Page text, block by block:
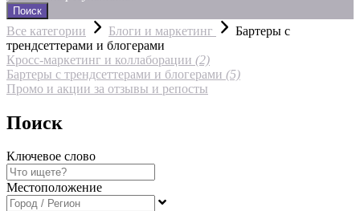
Поиск
Все категории Блоги и маркетинг
Бартеры с
трендсеттерами и блогерами
Кросс-маркетинг и коллаборации (2)
Бартеры с трендсеттерами и блогерами (5)
Промо и акции за отзывы и репосты
Поиск
Ключевое слово
Местоположение